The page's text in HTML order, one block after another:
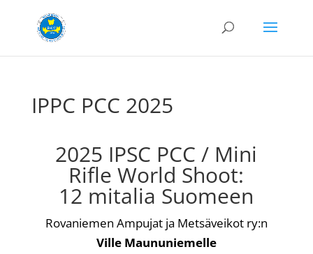
IPPC PCC 2025
2025 IPSC PCC / Mini
Rifle World Shoot:
12 mitalia Suomeen
Rovaniemen Ampujat ja Metsäveikot ry:n
Ville Maununiemelle